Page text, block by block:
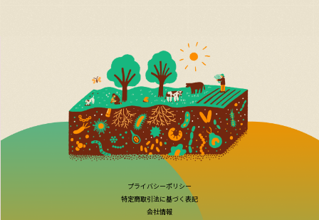
プライバシーポリシー
特定商取引法に基づく表記
会社情報